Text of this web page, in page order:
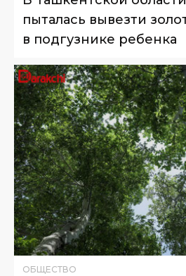
пыталась вывезти
в подгузнике ребенка
ОБЩЕСТВО